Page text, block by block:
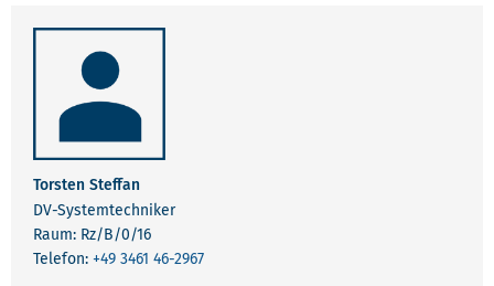
Torsten Steffan
DV-Systemtechniker
Raum: Rz/B/0/16
Telefon: +49 3461 46-2967